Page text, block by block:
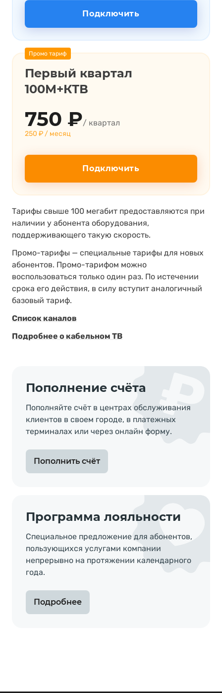
Подключить
Промо тариф
Первый квартал
100М+КТВ
750 ₽/ квартал
250 ₽ / месяц
Подключить
Тарифы свыше 100 мегабит предоставляются при
наличии у абонента оборудования,
поддерживающего такую скорость.
Промо-тарифы — специальные тарифы для новых
абонентов. Промо-тарифом можно
воспользоваться только один раз. По истечении
срока его действия, в силу вступит аналогичный
базовый тариф.
Список каналов
Подробнее о кабельном ТВ
Пополнение счёта
Пополняйте счёт в центрах обслуживания
клиентов в своем городе, в платежныx
терминалах или через онлайн форму.
Пополнить счёт
Программа лояльности
Специальное предложение для абонентов,
пользующихся услугами компании
непрерывно на протяжении календарного
года.
Подробнее